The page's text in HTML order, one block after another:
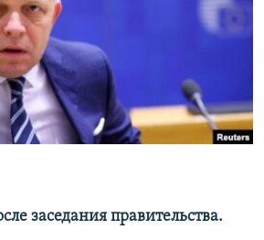
РАССЫЛКУ
заседания правительства.